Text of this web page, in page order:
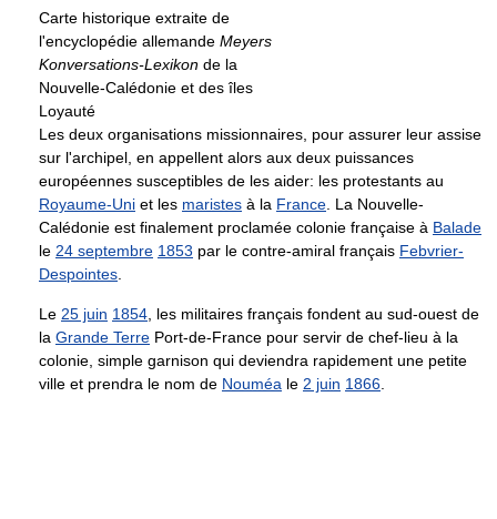
Carte historique extraite de
l'encyclopédie allemande Meyers
Konversations-Lexikon de la
Nouvelle-Calédonie et des îles
Loyauté
Les deux organisations missionnaires, pour assurer leur assise
sur l'archipel, en appellent alors aux deux puissances
européennes susceptibles de les aider: les protestants au
Royaume-Uni et les maristes à la France. La Nouvelle-
Calédonie est finalement proclamée colonie française à Balade
le 24 septembre 1853 par le contre-amiral français Febvrier-
Despointes.
Le 25 juin 1854, les militaires français fondent au sud-ouest de
la Grande Terre Port-de-France pour servir de chef-lieu à la
colonie, simple garnison qui deviendra rapidement une petite
ville et prendra le nom de Nouméa le 2 juin 1866.